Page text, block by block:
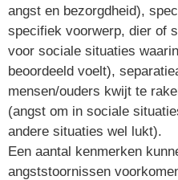
angst en bezorgdheid),
specifiek voorwerp, dier of
voor sociale situaties
beoordeeld voelt),
mensen/ouders kwijt te
(angst om in sociale
andere situaties wel lukt).
Een aantal kenmerken
angststoornissen